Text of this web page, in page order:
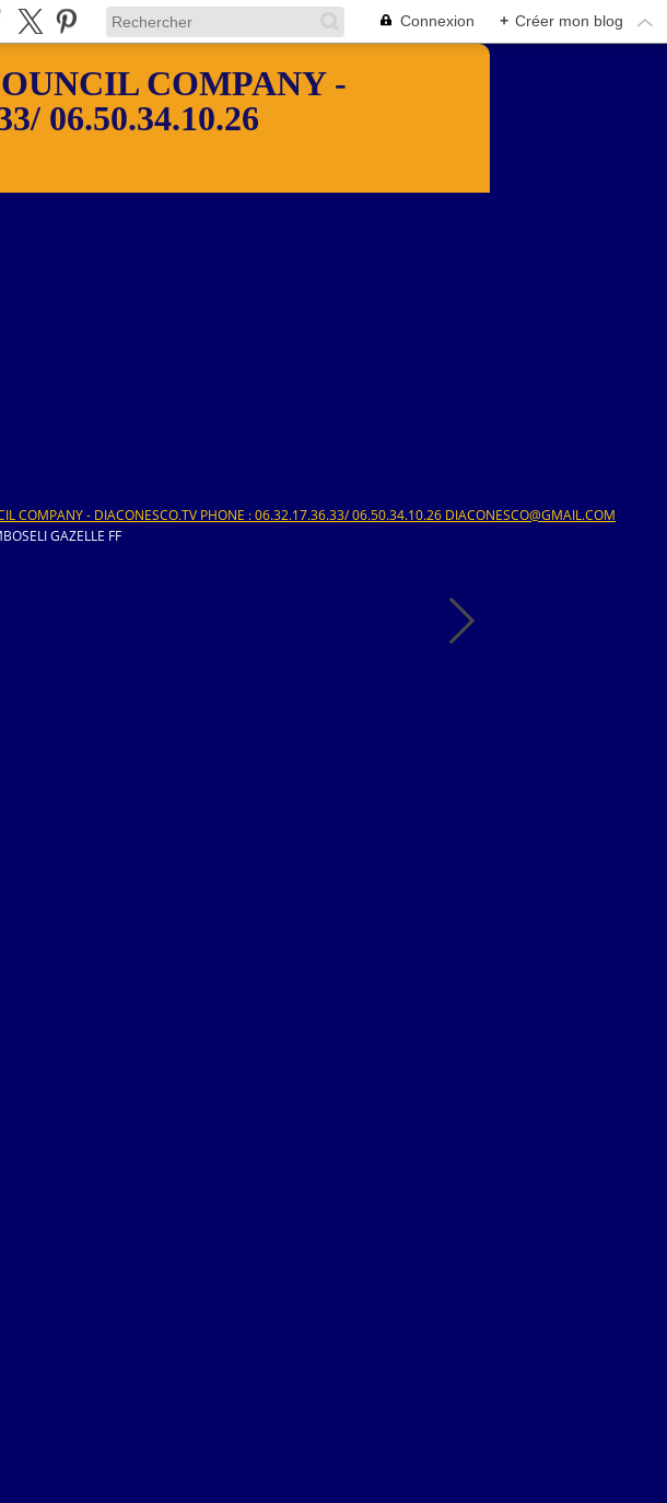
Connexion + Créer mon blog
COMPANY -
06.50.34.10.26
COMPANY - DIACONESCO.TV PHONE : 06.32.17.36.33/ 06.50.34.10.26 DIACONESCO@GMAIL.COM
GAZELLE FF